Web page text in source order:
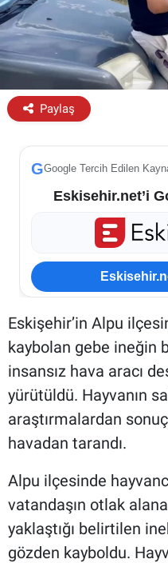
Paylaş
GGoogle Tercih Edilen
Eskisehir.net’i
Eskişehir’in Alpu
kaybolan gebe ineğin
insansız hava aracı
yürütüldü. Hayvanın
araştırmalardan
havadan tarandı.
Alpu ilçesinde
vatandaşın otlak
yaklaştığı belirtilen
gözden kayboldu.
Eskişehir Hava
Eskişehir Tramvay
Eskişehir Otobüs